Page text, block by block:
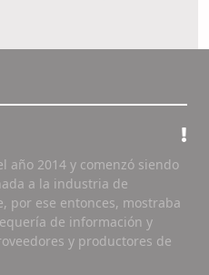
año 2014 y comenzó siendo
a la industria de
por ese entonces, mostraba
de información y
y productores de